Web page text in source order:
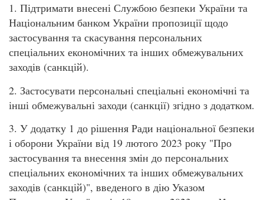
1. Підтримати внесені Службою безпеки України та
Національним банком України пропозиції щодо
застосування та скасування персональних
спеціальних економічних та інших обмежувальних
заходів (санкцій).
2. Застосувати персональні спеціальні економічні та
інші обмежувальні заходи (санкції) згідно з додатком.
3. У додатку 1 до рішення Ради національної безпеки
і оборони України від 19 лютого 2023 року "Про
застосування та внесення змін до персональних
спеціальних економічних та інших обмежувальних
заходів (санкцій)", введеного в дію Указом